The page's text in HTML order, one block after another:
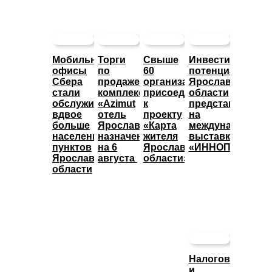
Мобильные
офисы
Сбера
стали
обслуживать
вдвое
больше
населенных
пунктов
Ярославской
области
Торги
по
продаже
комплекса
«Azimut
отель
Ярославль»
назначены
на 6
августа
Свыше
60
организаций
присоединились
к
проекту
«Карта
жителя
Ярославской
области»
потенциал
Ярославской
области
представят
на
международной
выставке
«ИННОПРОМ»
Налоговые